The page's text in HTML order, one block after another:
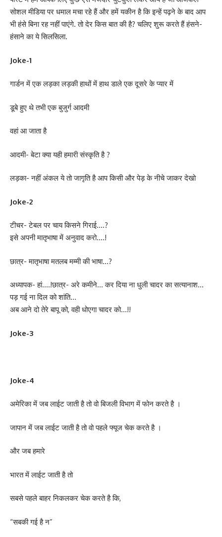
सोशल मीडिया पर धमाल मचा रहे हैं और हमें यकीन है कि इन्हें पढ़ने के बाद आप
भी हंसे बिना रह नहीं पाएंगे. तो देर किस बात की है? चलिए शुरू करते हैं हंसने-
हंसाने का ये सिलसिला.
Joke-1
गार्डन में एक लड़का लड़की हाथों में हाथ डाले एक दूसरे के प्यार में
डूबे हुए थे तभी एक बुजुर्ग आदमी
वहां आ जाता है
आदमी- बेटा क्या यही हमारी संस्कृति है ?
लड़का- नहीं अंकल ये तो जागृति है आप किसी और पेड़ के नीचे जाकर देखो
Joke-2
टीचर- टेबल पर चाय किसने गिराई….?
इसे अपनी मातृभाषा में अनुवाद करो….!
छात्र- मातृभाषा मतलब मम्मी की भाषा…?
अध्यापक- हां….!छात्र- अरे कमीने… कर दिया ना धुली चादर का सत्यानाश…
पड़ गई ना दिल को शांति…
अब आने दो तेरे बापू को, वही धोएगा चादर को…!!
Joke-3
Joke-4
अमेरिका में जब लाईट जाती है तो वो बिजली विभाग में फोन करते है ।
जापान में जब लाईट जाती है तो वो पहले फ्यूज चेक करते है ।
और जब हमारे
भारत में लाईट जाती है तो
सबसे पहले बाहर निकलकर चेक करते है कि,
“सबकी गई है न”